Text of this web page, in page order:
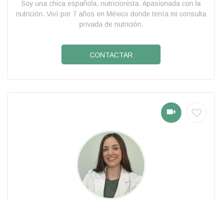
Soy una chica española, nutricionista. Apasionada con la
nutrición. Viví por 7 años en México donde tenía mi consulta
privada de nutrición.
CONTACTAR